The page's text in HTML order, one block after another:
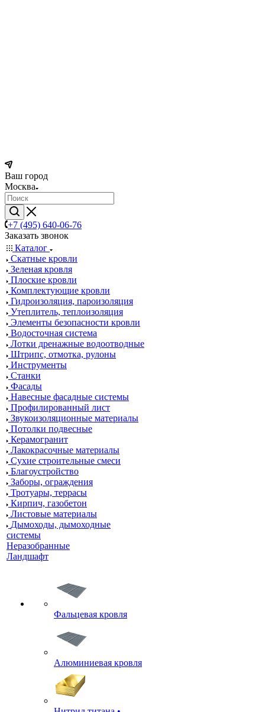
Ваш город
Москва
+7 (495) 640-06-76
Заказать звонок
Каталог
Скатные кровли
Зеленая кровля
Плоские кровли
Комплектующие кровли
Гидроизоляция, пароизоляция
Утеплитель, теплоизоляция
Элементы безопасности кровли
Водосточная система
Лотки дренажные водоотводные
Штрипс, отмотка, рулоны
Инструменты
Станки
Фасады
Навесные фасадные системы
Профилированный лист
Звукоизоляционные материалы
Потолки подвесные
Керамогранит
Лакокрасочные материалы
Сухие строительные смеси
Благоустройство
Заборы, ограждения
Тротуары, террасы
Кирпич, газобетон
Листовые материалы
Дымоходы, дымоходные
системы
Неразобранные
Ландшафт
Фальцевая кровля
Алюминиевая кровля